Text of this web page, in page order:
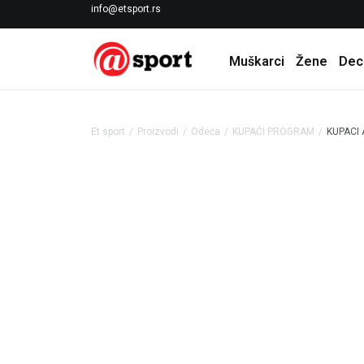
info@etsport.rs
LICENCIRANI CLEARANCE PARTNER ADIDAS
Muškarci Žene
Et sport Proizvodi Odeća KUPAĆI PROGRAM KUPACI